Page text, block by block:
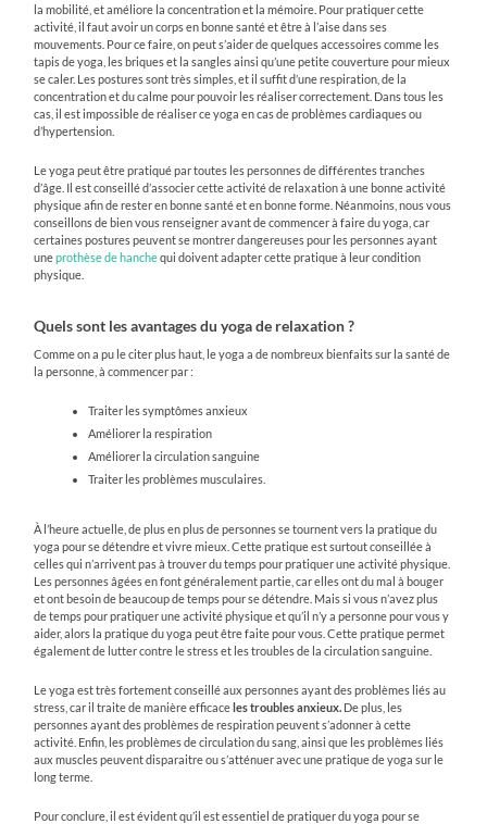
la mobilité, et améliore la concentration et la mémoire. Pour pratiquer cette
activité, il faut avoir un corps en bonne santé et être à l’aise dans ses
mouvements. Pour ce faire, on peut s’aider de quelques accessoires comme les
tapis de yoga, les briques et la sangles ainsi qu’une petite couverture pour mieux
se caler. Les postures sont très simples, et il suffit d’une respiration, de la
concentration et du calme pour pouvoir les réaliser correctement. Dans tous les
cas, il est impossible de réaliser ce yoga en cas de problèmes cardiaques ou
d’hypertension.
Le yoga peut être pratiqué par toutes les personnes de différentes tranches
d’âge. Il est conseillé d’associer cette activité de relaxation à une bonne activité
physique afin de rester en bonne santé et en bonne forme. Néanmoins, nous vous
conseillons de bien vous renseigner avant de commencer à faire du yoga, car
certaines postures peuvent se montrer dangereuses pour les personnes ayant
uneprothèse de hanchequi doivent adapter cette pratique à leur condition
physique.
Quels sont les avantages du yoga de relaxation ?
Comme on a pu le citer plus haut, le yoga a de nombreux bienfaits sur la santé de
la personne, à commencer par :
Traiter les symptômes anxieux
Améliorer la respiration
Améliorer la circulation sanguine
Traiter les problèmes musculaires.
À l’heure actuelle, de plus en plus de personnes se tournent vers la pratique du
yoga pour se détendre et vivre mieux. Cette pratique est surtout conseillée à
celles qui n’arrivent pas à trouver du temps pour pratiquer une activité physique.
Les personnes âgées en font généralement partie, car elles ont du mal à bouger
et ont besoin de beaucoup de temps pour se détendre. Mais si vous n’avez plus
de temps pour pratiquer une activité physique et qu’il n’y a personne pour vous y
aider, alors la pratique du yoga peut être faite pour vous. Cette pratique permet
également de lutter contre le stress et les troubles de la circulation sanguine.
Le yoga est très fortement conseillé aux personnes ayant des problèmes liés au
stress, car il traite de manière efficaceles troubles anxieux. De plus, les
personnes ayant des problèmes de respiration peuvent s’adonner à cette
activité. Enfin, les problèmes de circulation du sang, ainsi que les problèmes liés
aux muscles peuvent disparaitre ou s’atténuer avec une pratique de yoga sur le
long terme.
Pour conclure, il est évident qu’il est essentiel de pratiquer du yoga pour se